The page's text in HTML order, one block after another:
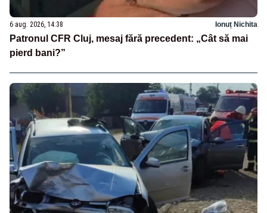
6 aug. 2026, 14:38 Ionuț Nichita
Patronul CFR Cluj, mesaj fără precedent: „Cât să mai
pierd bani?”